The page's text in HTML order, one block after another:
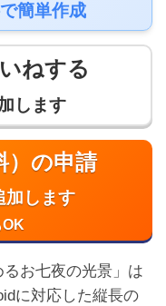
簡単作成
ねする
します
）の申請
加します
お七夜の光景」は
に対応した縦長の